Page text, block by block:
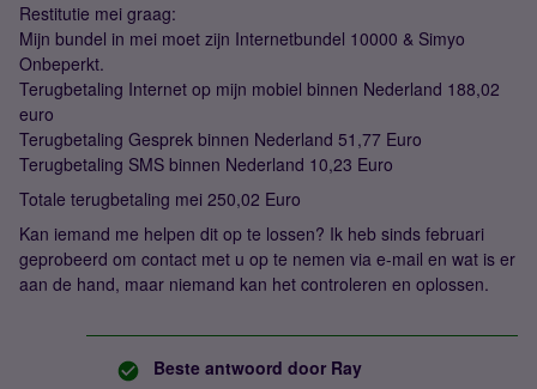
Restitutie mei graag:
Mijn bundel in mei moet zijn Internetbundel 10000 & Simyo
Onbeperkt.
Terugbetaling Internet op mijn mobiel binnen Nederland 188,02
euro
Terugbetaling Gesprek binnen Nederland 51,77 Euro
Terugbetaling SMS binnen Nederland 10,23 Euro
Totale terugbetaling mei 250,02 Euro
Kan iemand me helpen dit op te lossen? Ik heb sinds februari
geprobeerd om contact met u op te nemen via e-mail en wat is er
aan de hand, maar niemand kan het controleren en oplossen.
Beste antwoord door Ray